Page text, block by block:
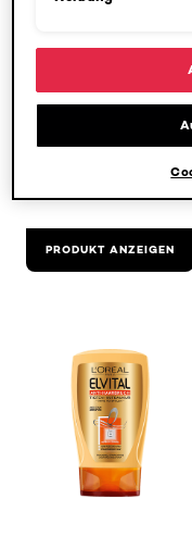
PRODUKT ANZEIGEN